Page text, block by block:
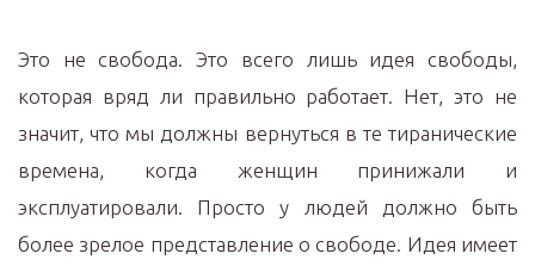
Это не свобода. Это всего лишь идея свободы,
которая вряд ли правильно работает. Нет, это не
значит, что мы должны вернуться в те тиранические
времена, когда женщин принижали и
эксплуатировали. Просто у людей должно быть
более зрелое представление о свободе. Идея имеет